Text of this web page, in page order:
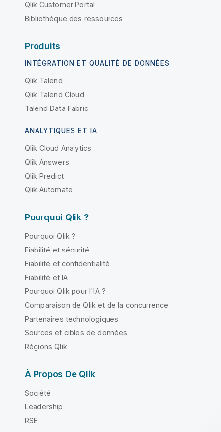
Qlik Customer Portal
Bibliothèque des ressources
Produits
INTÉGRATION ET QUALITÉ DE DONNÉES
Qlik Talend
Qlik Talend Cloud
Talend Data Fabric
ANALYTIQUES ET IA
Qlik Cloud Analytics
Qlik Answers
Qlik Predict
Qlik Automate
Pourquoi Qlik ?
Pourquoi Qlik ?
Fiabilité et sécurité
Fiabilité et confidentialité
Fiabilité et IA
Pourquoi Qlik pour l'IA ?
Comparaison de Qlik et de la concurrence
Partenaires technologiques
Sources et cibles de données
Régions Qlik
À Propos De Qlik
Société
Leadership
RSE